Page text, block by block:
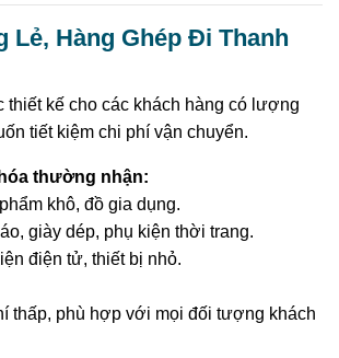
Lẻ, Hàng Ghép Đi Thanh
thiết kế cho các khách hàng có lượng
tiết kiệm chi phí vận chuyển.
thường nhận:
khô, đồ gia dụng.
giày dép, phụ kiện thời trang.
điện tử, thiết bị nhỏ.
thấp, phù hợp với mọi đối tượng khách